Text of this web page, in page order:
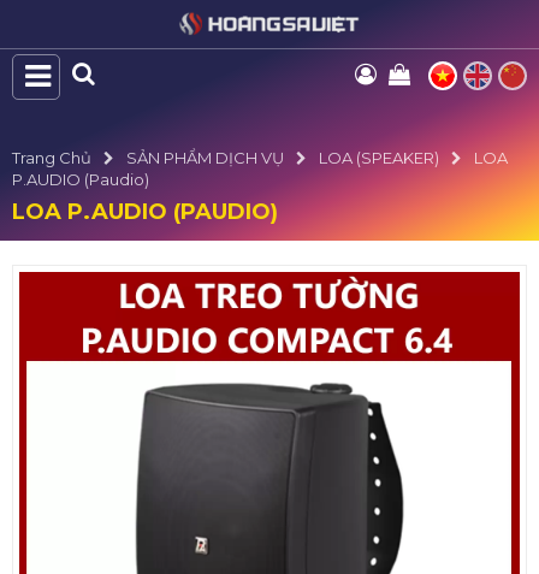
Trang Chủ SẢN PHẨM DỊCH VỤ LOA (SPEAKER)
LOA
P.AUDIO (Paudio)
LOA P.AUDIO (PAUDIO)